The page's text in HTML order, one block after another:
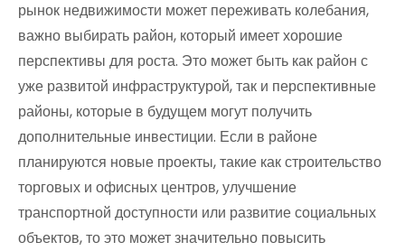
рынок недвижимости может переживать колебания,
важно выбирать район, который имеет хорошие
перспективы для роста. Это может быть как район с
уже развитой инфраструктурой, так и перспективные
районы, которые в будущем могут получить
дополнительные инвестиции. Если в районе
планируются новые проекты, такие как строительство
торговых и офисных центров, улучшение
транспортной доступности или развитие социальных
объектов, то это может значительно повысить